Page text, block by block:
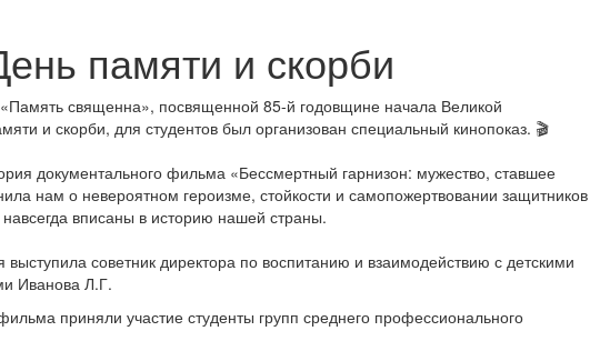
памяти и скорби
священна», посвященной 85-й годовщине начала Великой
и скорби, для студентов был организован специальный кинопоказ. 🎬
документального фильма «Бессмертный гарнизон: мужество, ставшее
нам о невероятном героизме, стойкости и самопожертвовании защитников
вписаны в историю нашей страны.
советник директора по воспитанию и взаимодействию с детскими
Иванова Л.Г.
приняли участие студенты групп среднего профессионального